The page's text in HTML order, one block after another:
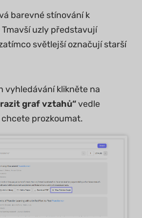
barevné stínování k
uzly představují
světlejší označují starší
vyhledávání klikněte na
graf vztahů“vedle
prozkoumat.